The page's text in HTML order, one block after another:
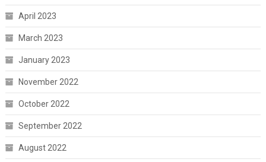
April 2023
March 2023
January 2023
November 2022
October 2022
September 2022
August 2022